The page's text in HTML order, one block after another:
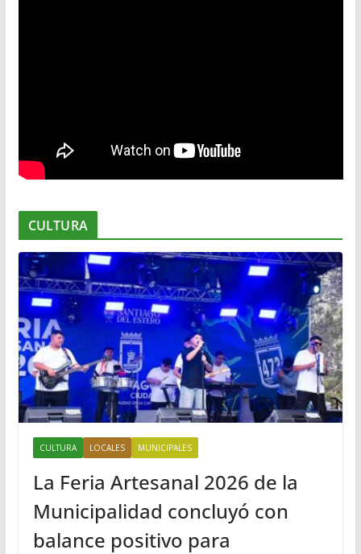
CULTURA
CULTURA LOCALES MUNICIPALES
La Feria Artesanal 2026 de la
Municipalidad concluyó con
balance positivo para